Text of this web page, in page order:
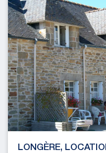
LONGÈRE,